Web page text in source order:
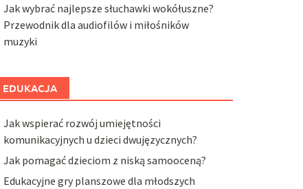
Jak wybrać najlepsze słuchawki wokółuszne?
Przewodnik dla audiofilów i miłośników
muzyki
EDUKACJA
Jak wspierać rozwój umiejętności
komunikacyjnych u dzieci dwujęzycznych?
Jak pomagać dzieciom z niską samooceną?
Edukacyjne gry planszowe dla młodszych